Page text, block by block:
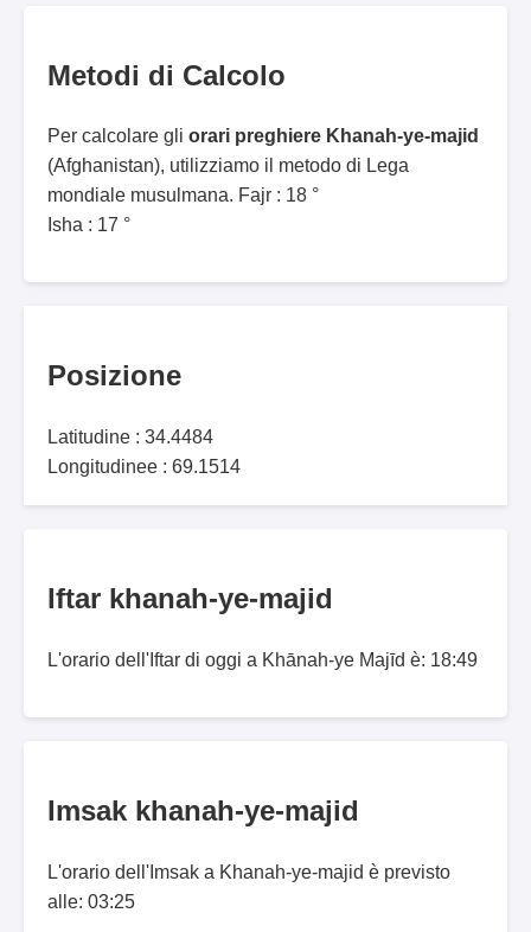
Metodi di Calcolo
Per calcolare gli orari preghiere Khanah-ye-majid
(Afghanistan), utilizziamo il metodo di Lega
mondiale musulmana. Fajr : 18 °
Isha : 17 °
Posizione
Latitudine : 34.4484
Longitudinee : 69.1514
Iftar khanah-ye-majid
L'orario dell'Iftar di oggi a Khānah-ye Majīd è: 18:49
Imsak khanah-ye-majid
L'orario dell'Imsak a Khanah-ye-majid è previsto
alle: 03:25